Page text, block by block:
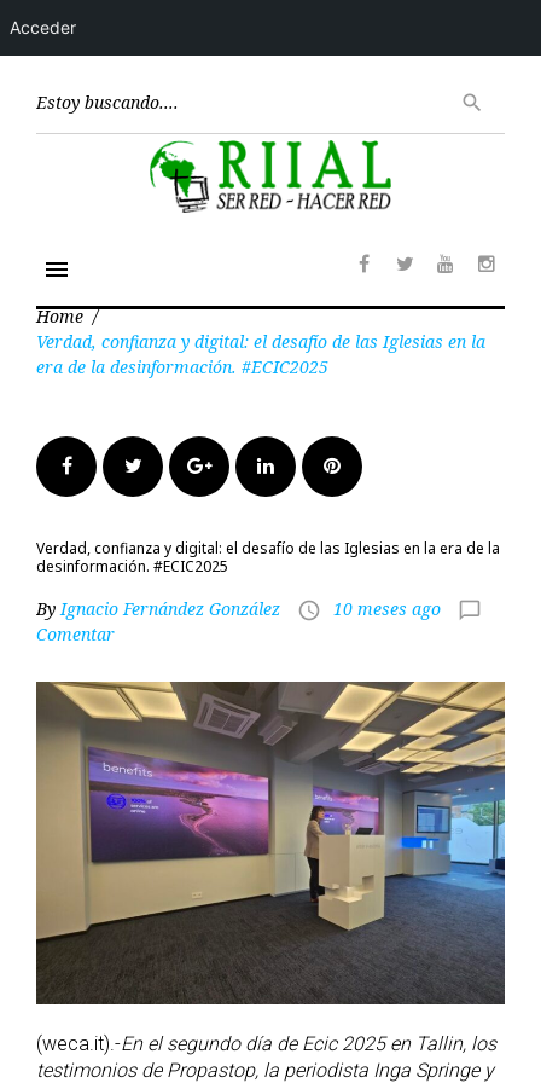
search
menu
Home /
Verdad, confianza y digital: el desafío de las Iglesias en la
era de la desinformación. #ECIC2025
FacebookTwitter Google+LinkedInPinterest
Verdad, confianza y digital: el desafío de las Iglesias en la era de la
desinformación. #ECIC2025
ByIgnacio Fernández González access_time 10 meses ago chat_bubble_outline
Comentar
(weca.it).-En el segundo día de Ecic 2025 en Tallin, los
testimonios de Propastop, la periodista Inga Springe y
Acceder